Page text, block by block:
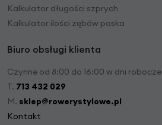
Kalkulator długości szprych
Kalkulator ilości zębów paska
Biuro obsługi klienta
Czynne od 8:00 do 16:00 w dni robocze
T. 713 432 029
M. sklep@rowerystylowe.pl
Kontakt